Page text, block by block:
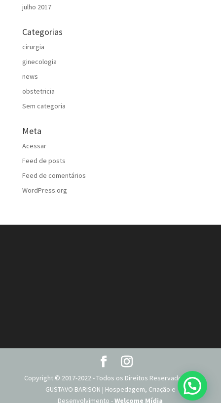
julho 2017
Categorias
cirurgia
ginecologia
news
obstetricia
Sem categoria
Meta
Acessar
Feed de posts
Feed de comentários
WordPress.org
Copyright © 2017-2022 - Todos os Direitos Reservados DR.
GUSTAVO BARISON | Hospedagem, Criação e
Desenvolvimento -Welcome Mídia